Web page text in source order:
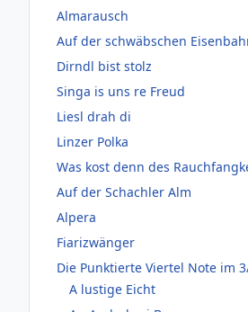
Almarausch
Auf der schwäbschen
Dirndl bist stolz
Singa is uns re Freud
Liesl drah di
Linzer Polka
Was kost denn des
Auf der Schachler Alm
Alpera
Fiarizwänger
Die Punktierte Viertel Note im
A lustige Eicht